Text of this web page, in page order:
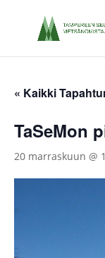
« Kaikki
TaSeMon
20 marraskuun @